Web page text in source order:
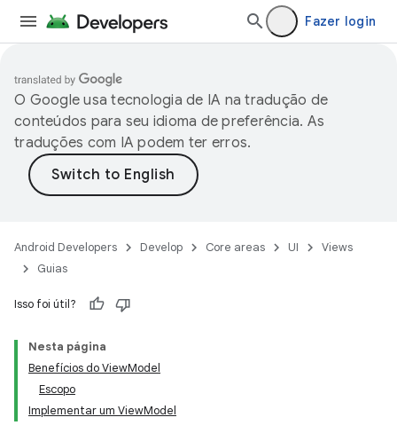
Fazer login
O Google usa tecnologia de IA na tradução de
conteúdos para seu idioma de preferência. As
traduções com IA podem ter erros.
Android Developers Develop Core areas UI
Views
Guias
Isso foi útil?
Nesta página
Benefícios do ViewModel
Escopo
Implementar um ViewModel